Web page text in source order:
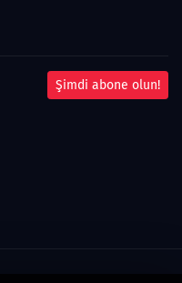
Şimdi abone olun!